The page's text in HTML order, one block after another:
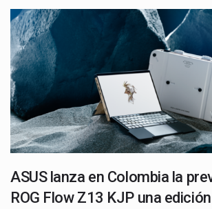
ASUS lanza en Colombia la
ROG Flow Z13 KJP una